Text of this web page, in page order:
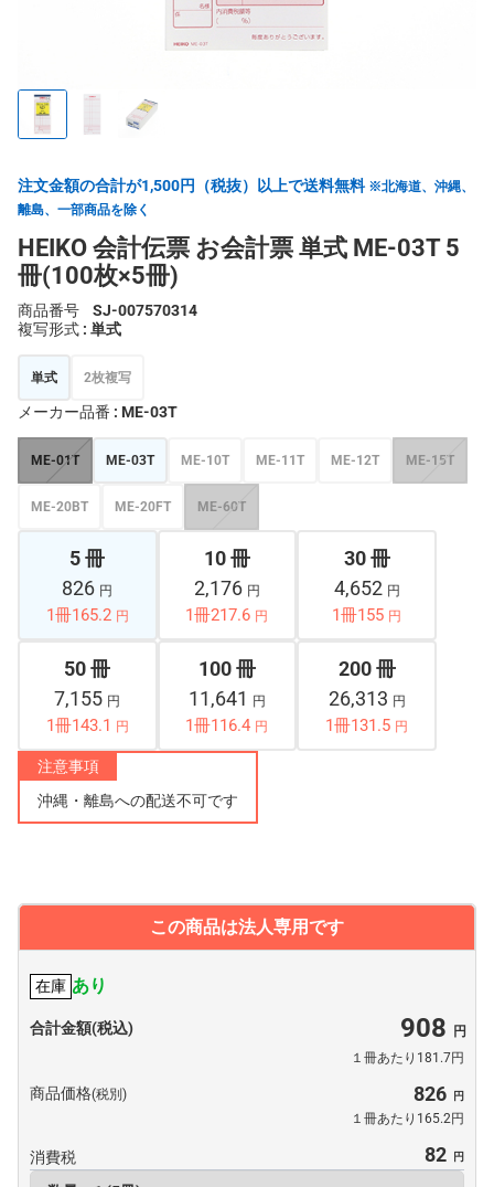
注文金額の合計が1,500円（税抜）以上で送料無料 ※北海道、沖縄、
離島、一部商品を除く
HEIKO 会計伝票 お会計票 単式 ME-03T 5
冊(100枚×5冊)
商品番号
SJ-007570314
複写形式 : 単式
単式 2枚複写
メーカー品番 : ME-03T
ME-01T ME-11T
ME-03T ME-10T ME-12T ME-15T
ME-20BT ME-20FT ME-60T
5 冊
826 円
1冊165.2 円
10 冊
2,176 円
1冊217.6 円
30 冊
4,652 円
1冊155 円
50 冊
7,155 円
1冊143.1 円
100 冊
11,641
円
1冊116.4 円
200 冊
26,313 円
1冊131.5 円
注意事項
沖縄・離島への配送不可です
この商品は法人専用です
在庫 あり
合計金額(税込) 908
１冊あたり181.7円
商品価格(税別) 826
１冊あたり165.2円
消費税 82